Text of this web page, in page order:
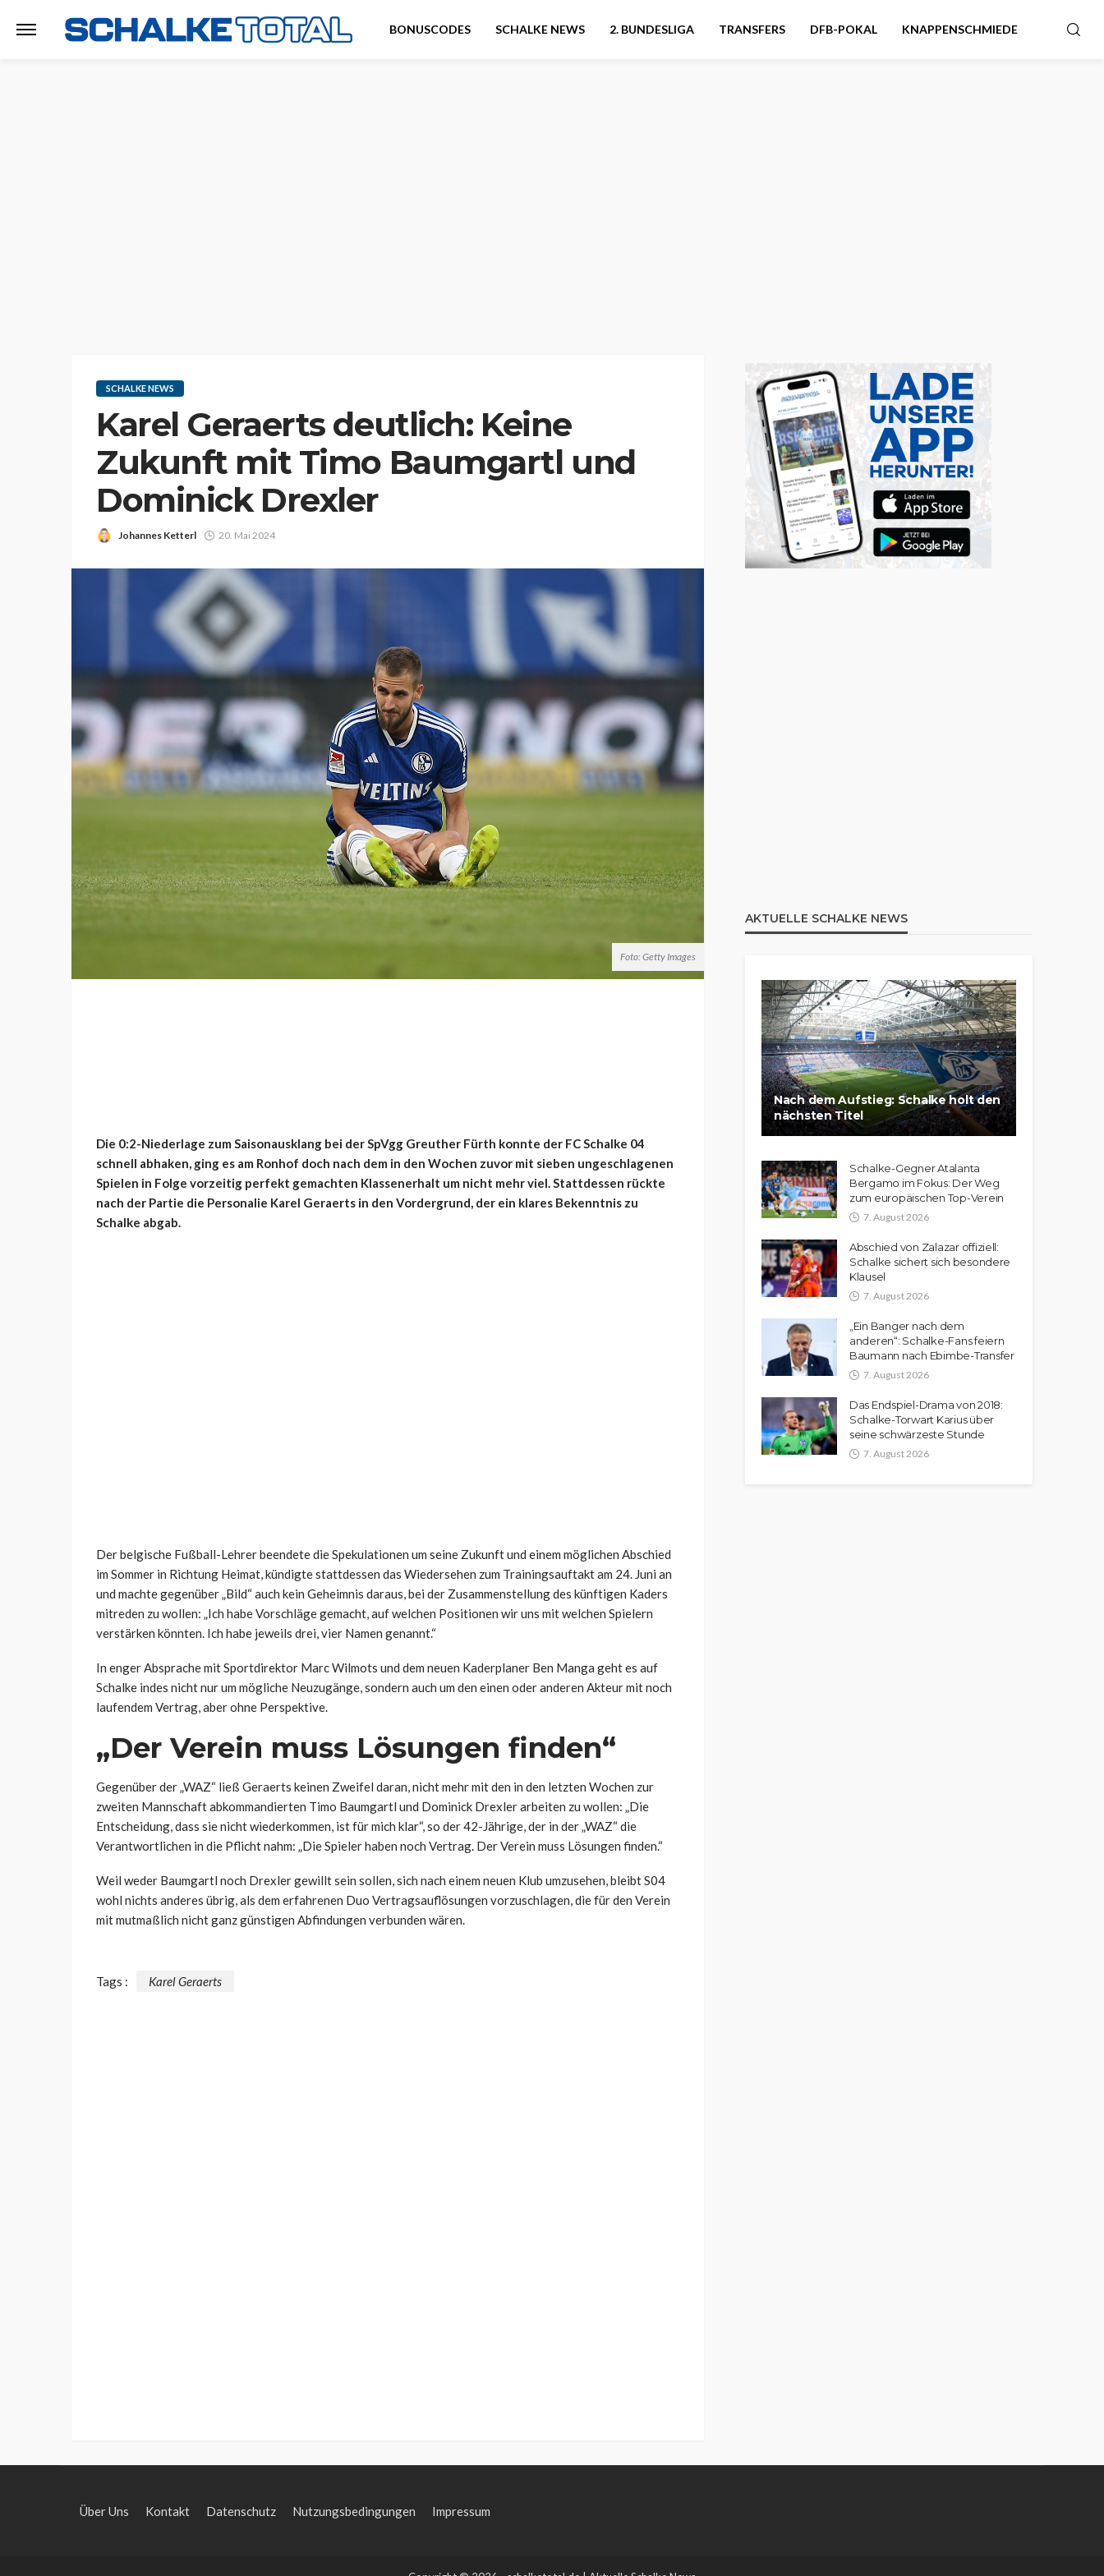
BONUSCODES SCHALKE NEWS 2. BUNDESLIGA TRANSFERS DFB-POKAL KNAPPENSCHMIEDE
SCHALKE NEWS
Karel Geraerts deutlich: Keine
Zukunft mit Timo Baumgartl und
Dominick Drexler
Johannes Ketterl 20. Mai 2024
Foto: Getty Images
Die 0:2-Niederlage zum Saisonausklang bei der SpVgg Greuther Fürth konnte der FC Schalke 04
schnell abhaken, ging es am Ronhof doch nach dem in den Wochen zuvor mit sieben ungeschlagenen
Spielen in Folge vorzeitig perfekt gemachten Klassenerhalt um nicht mehr viel. Stattdessen rückte
nach der Partie die Personalie Karel Geraerts in den Vordergrund, der ein klares Bekenntnis zu
Schalke abgab.
Der belgische Fußball-Lehrer beendete die Spekulationen um seine Zukunft und einem möglichen Abschied
im Sommer in Richtung Heimat, kündigte stattdessen das Wiedersehen zum Trainingsauftakt am 24. Juni an
und machte gegenüber „Bild“ auch kein Geheimnis daraus, bei der Zusammenstellung des künftigen Kaders
mitreden zu wollen: „Ich habe Vorschläge gemacht, auf welchen Positionen wir uns mit welchen Spielern
verstärken könnten. Ich habe jeweils drei, vier Namen genannt.“
In enger Absprache mit Sportdirektor Marc Wilmots und dem neuen Kaderplaner Ben Manga geht es auf
Schalke indes nicht nur um mögliche Neuzugänge, sondern auch um den einen oder anderen Akteur mit noch
laufendem Vertrag, aber ohne Perspektive.
„Der Verein muss Lösungen finden“
Gegenüber der „WAZ“ ließ Geraerts keinen Zweifel daran, nicht mehr mit den in den letzten Wochen zur
zweiten Mannschaft abkommandierten Timo Baumgartl und Dominick Drexler arbeiten zu wollen: „Die
Entscheidung, dass sie nicht wiederkommen, ist für mich klar“, so der 42-Jährige, der in der „WAZ“ die
Verantwortlichen in die Pflicht nahm: „Die Spieler haben noch Vertrag. Der Verein muss Lösungen finden.“
Weil weder Baumgartl noch Drexler gewillt sein sollen, sich nach einem neuen Klub umzusehen, bleibt S04
wohl nichts anderes übrig, als dem erfahrenen Duo Vertragsauflösungen vorzuschlagen, die für den Verein
mit mutmaßlich nicht ganz günstigen Abfindungen verbunden wären.
Tags : Karel Geraerts
AKTUELLE SCHALKE NEWS
Nach dem Aufstieg: Schalke holt den
nächsten Titel
Schalke-Gegner Atalanta
Bergamo im Fokus: Der Weg
zum europäischen Top-Verein
7. August 2026
Abschied von Zalazar offiziell:
Schalke sichert sich besondere
Klausel
7. August 2026
„Ein Banger nach dem
anderen“: Schalke-Fans feiern
Baumann nach Ebimbe-Transfer
7. August 2026
Das Endspiel-Drama von 2018:
Schalke-Torwart Karius über
seine schwärzeste Stunde
7. August 2026
Über Uns Kontakt Datenschutz Nutzungsbedingungen Impressum